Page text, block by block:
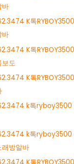
바
K톡
바
K톡
도
K톡
k톡ryboy3500
k톡ryboy3500
래방알바